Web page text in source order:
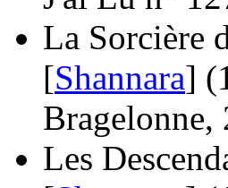
La Sorcière
[Shannara]
Bragelonne,
Les